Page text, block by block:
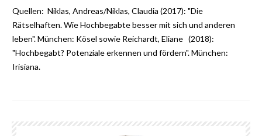
Quellen: Niklas, Andreas/Niklas, Claudia (2017): "Die
Rätselhaften. Wie Hochbegabte besser mit sich und anderen
leben". München: Kösel sowie Reichardt, Eliane (2018):
"Hochbegabt? Potenziale erkennen und fördern". München:
Irisiana.